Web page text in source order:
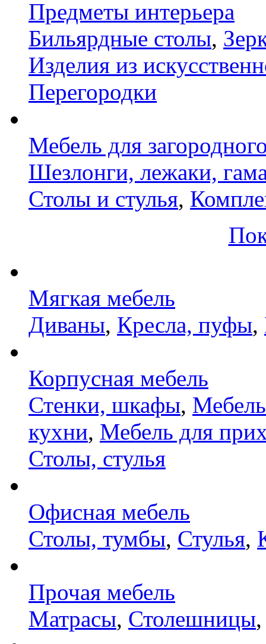
Предметы интерьера
Бильярдные столы,
Изделия из
Перегородки
Мебель для
Шезлонги, лежаки,
Столы и стулья,
Мягкая мебель
Диваны, Кресла, пуфы,
Корпусная мебель
Стенки, шкафы,
кухни, Мебель для
Столы, стулья
Офисная мебель
Столы, тумбы, Стулья,
Прочая мебель
Матрасы, Столешницы